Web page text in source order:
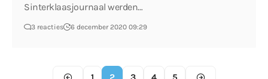
Sinterklaasjournaal werden…
3 reacties 6 december 2020 09:29